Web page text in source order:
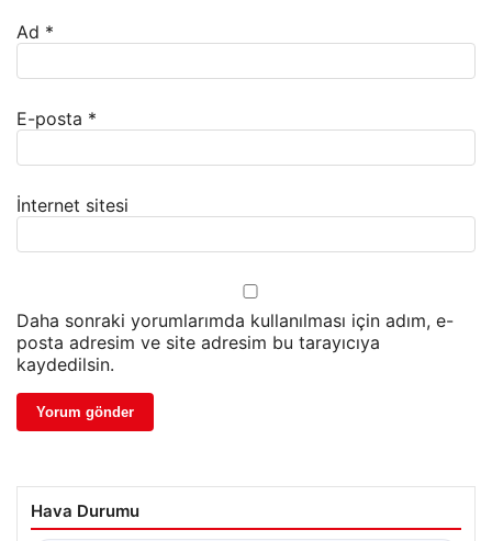
Ad *
E-posta *
İnternet sitesi
Daha sonraki yorumlarımda kullanılması için adım, e-
posta adresim ve site adresim bu tarayıcıya
kaydedilsin.
Hava Durumu